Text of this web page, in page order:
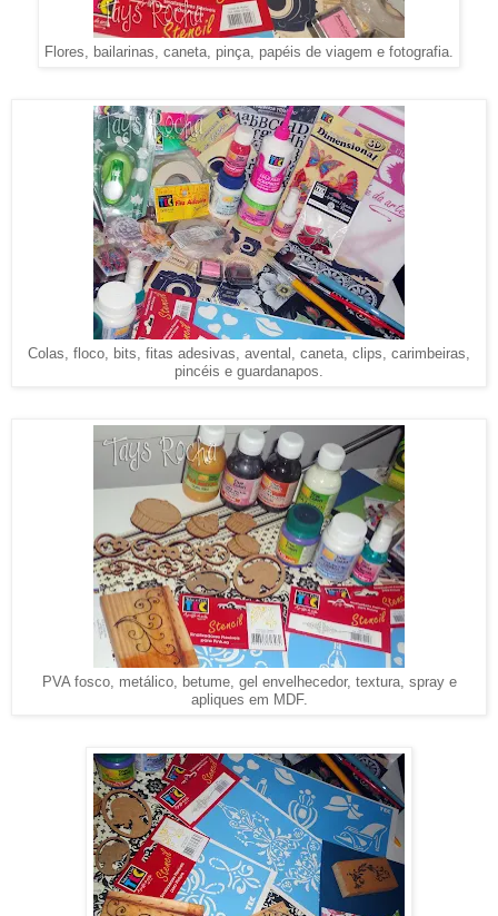
Flores, bailarinas, caneta, pinça, papéis de viagem e fotografia.
Colas, floco, bits, fitas adesivas, avental, caneta, clips, carimbeiras,
pincéis e guardanapos.
PVA fosco, metálico, betume, gel envelhecedor, textura, spray e
apliques em MDF.